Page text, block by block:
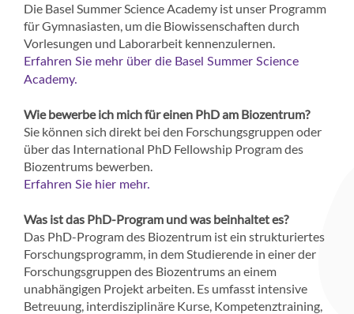
Die Basel Summer Science Academy ist unser Programm
für Gymnasiasten, um die Biowissenschaften durch
Vorlesungen und Laborarbeit kennenzulernen.
Erfahren Sie mehr über die Basel Summer Science
Academy.
Wie bewerbe ich mich für einen PhD am Biozentrum?
Sie können sich direkt bei den Forschungsgruppen oder
über das International PhD Fellowship Program des
Biozentrums bewerben.
Erfahren Sie hier mehr.
Was ist das PhD-Program und was beinhaltet es?
Das PhD-Program des Biozentrum ist ein strukturiertes
Forschungsprogramm, in dem Studierende in einer der
Forschungsgruppen des Biozentrums an einem
unabhängigen Projekt arbeiten. Es umfasst intensive
Betreuung, interdisziplinäre Kurse, Kompetenztraining,